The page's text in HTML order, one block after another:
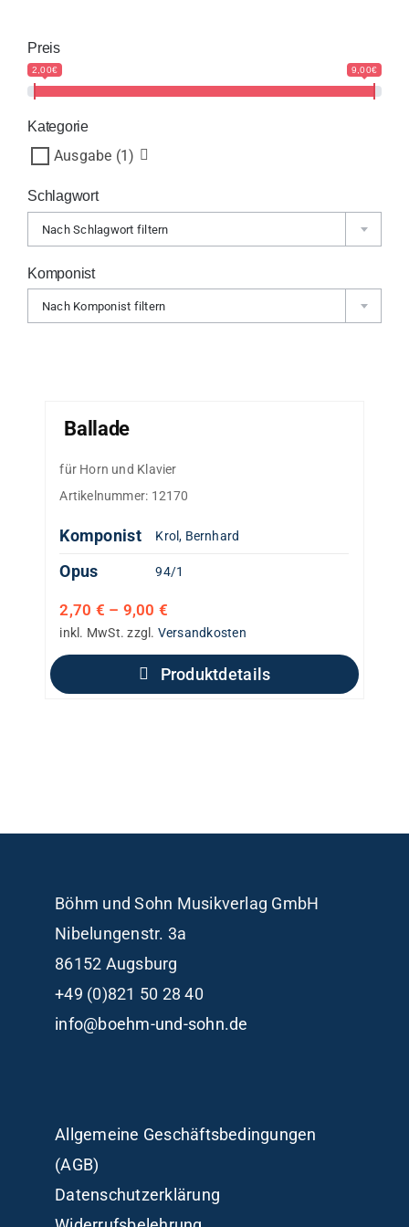
Ballade
für Horn und Klavier
Artikelnummer: 12170
Komponist Krol, Bernhard
Opus 94/1
2,70 € – 9,00 €
inkl. MwSt. zzgl. Versandkosten
Produktdetails
Preis
2,00€ 9,00€
Kategorie
Ausgabe (1)
Schlagwort
Nach Schlagwort filtern
Komponist
Nach Komponist filtern
Böhm und Sohn Musikverlag GmbH
Nibelungenstr. 3a
86152 Augsburg
+49 (0)821 50 28 40
info@boehm-und-sohn.de
Allgemeine Geschäftsbedingungen
(AGB)
Datenschutzerklärung